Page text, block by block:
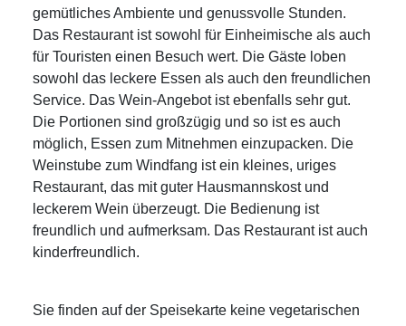
gemütliches Ambiente und genussvolle Stunden.
Das Restaurant ist sowohl für Einheimische als auch
für Touristen einen Besuch wert. Die Gäste loben
sowohl das leckere Essen als auch den freundlichen
Service. Das Wein-Angebot ist ebenfalls sehr gut.
Die Portionen sind großzügig und so ist es auch
möglich, Essen zum Mitnehmen einzupacken. Die
Weinstube zum Windfang ist ein kleines, uriges
Restaurant, das mit guter Hausmannskost und
leckerem Wein überzeugt. Die Bedienung ist
freundlich und aufmerksam. Das Restaurant ist auch
kinderfreundlich.
Sie finden auf der Speisekarte keine vegetarischen